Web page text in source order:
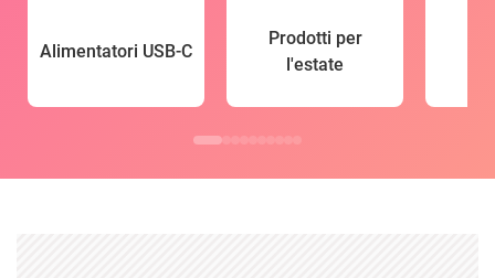
Alimentatori USB-C
Prodotti per
l'estate